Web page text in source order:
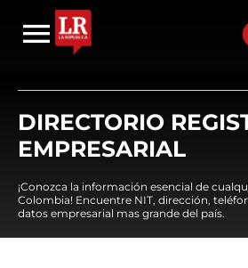
DIRECTORIO
EMPRESARIAL
¡Conozca la información esencial de
Colombia! Encuentre NIT, dirección,
datos empresarial mas grande del país.